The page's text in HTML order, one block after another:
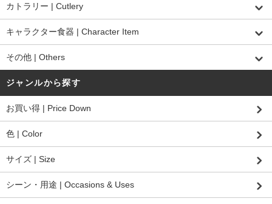
カトラリー | Cutlery
キャラクター食器 | Character Item
その他 | Others
ジャンルから探す
お買い得 | Price Down
色 | Color
サイズ | Size
シーン・用途 | Occasions & Uses